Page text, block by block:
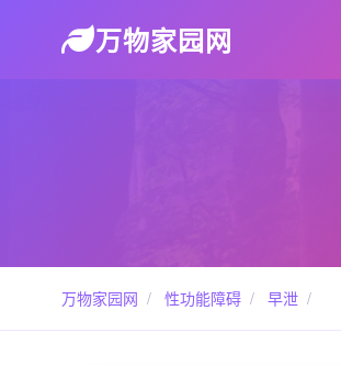
万物家园网
万物家园网 / 性功能障碍 / 早泄 /